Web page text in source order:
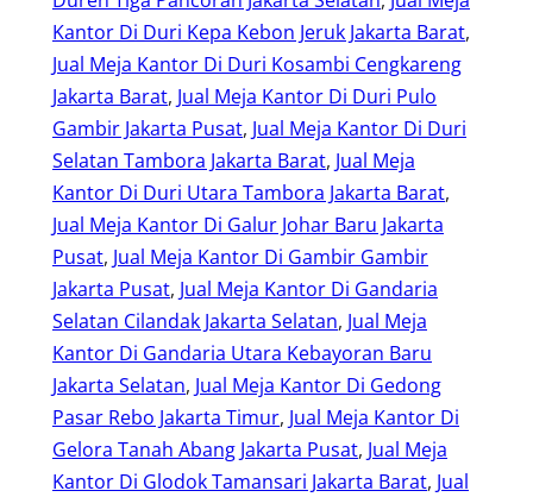
Kantor Di Duri Kepa Kebon Jeruk Jakarta Barat
Jual Meja Kantor Di Duri Kosambi Cengkareng
Jakarta Barat, Jual Meja Kantor Di Duri Pulo
Gambir Jakarta Pusat, Jual Meja Kantor Di Duri
Selatan Tambora Jakarta Barat, Jual Meja
Kantor Di Duri Utara Tambora Jakarta Barat
Jual Meja Kantor Di Galur Johar Baru Jakarta
Pusat, Jual Meja Kantor Di Gambir Gambir
Jakarta Pusat, Jual Meja Kantor Di Gandaria
Selatan Cilandak Jakarta Selatan, Jual Meja
Kantor Di Gandaria Utara Kebayoran Baru
Jakarta Selatan, Jual Meja Kantor Di Gedong
Pasar Rebo Jakarta Timur, Jual Meja Kantor Di
Gelora Tanah Abang Jakarta Pusat, Jual Meja
Kantor Di Glodok Tamansari Jakarta Barat, Jual